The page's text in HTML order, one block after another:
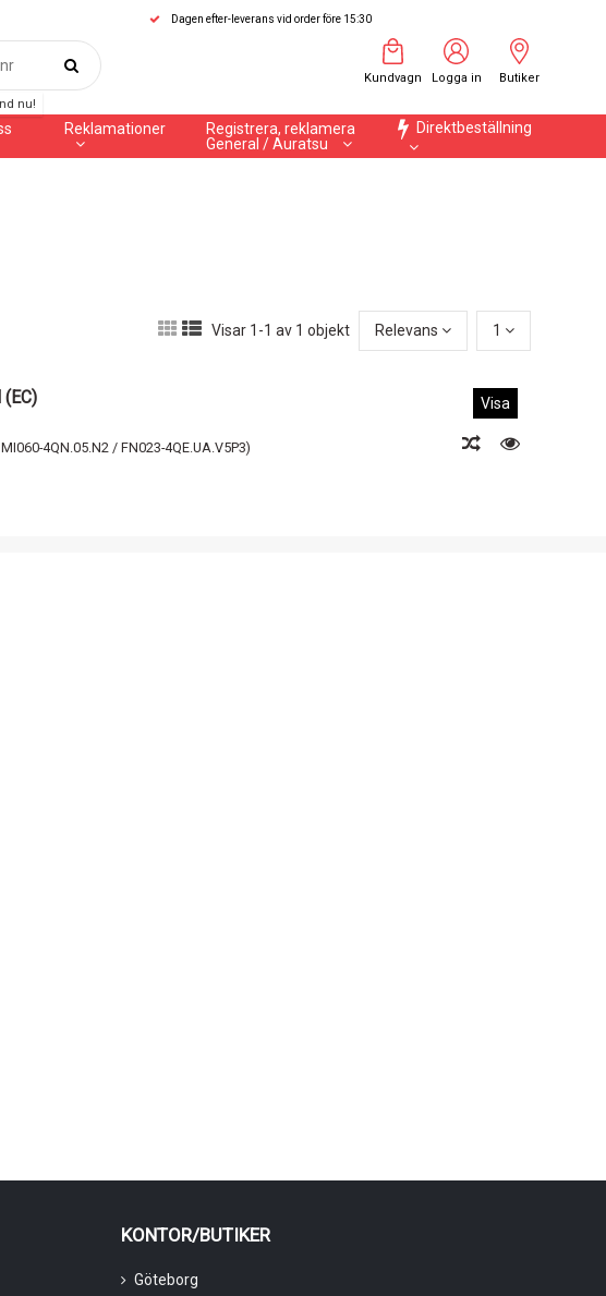
Dagen efter-leverans vid order före 15:30
Kundvagn Logga in Butiker
nu!
Reklamationer
Registrera, reklamera
General / Auratsu
Direktbeställning
Visar 1-1 av 1 objekt Relevans 1
4QN.05.N2 / FN023-4QE.UA.V5P3)
Visa
KONTOR/BUTIKER
Göteborg